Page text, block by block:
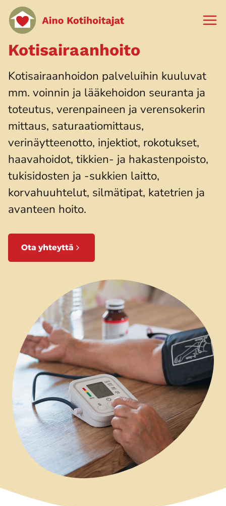
Siirry
sisältöön
Kotisairaanhoito
Kotisairaanhoidon palveluihin kuuluvat
mm. voinnin ja lääkehoidon seuranta ja
toteutus, verenpaineen ja verensokerin
mittaus, saturaatiomittaus,
verinäytteenotto, injektiot, rokotukset,
haavahoidot, tikkien- ja hakastenpoisto,
tukisidosten ja -sukkien laitto,
korvahuuhtelut, silmätipat, katetrien ja
avanteen hoito.
Ota yhteyttä